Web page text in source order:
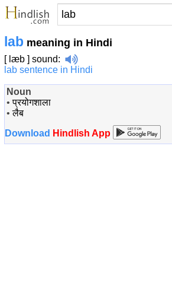
lab meaning in Hindi
[ læb ] sound:
lab sentence in Hindi
Noun
•प्रयोगशाला
•लैब
Download Hindlish App